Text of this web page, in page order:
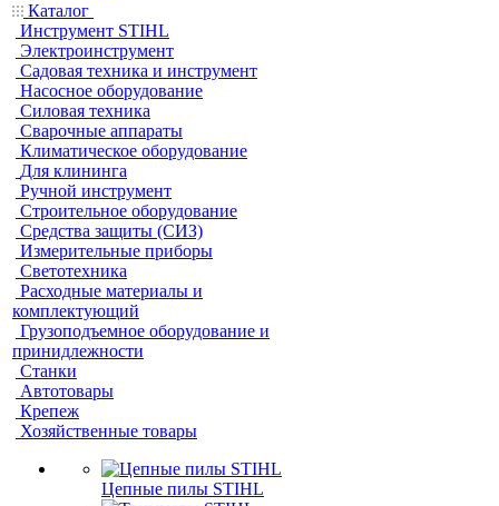
Каталог
Инструмент STIHL
Электроинструмент
Садовая техника и инструмент
Насосное оборудование
Силовая техника
Сварочные аппараты
Климатическое оборудование
Для клининга
Ручной инструмент
Строительное оборудование
Средства защиты (СИЗ)
Измерительные приборы
Светотехника
Расходные материалы и
комплектующий
Грузоподъемное оборудование и
принидлежности
Станки
Автотовары
Крепеж
Хозяйственные товары
Цепные пилы STIHL